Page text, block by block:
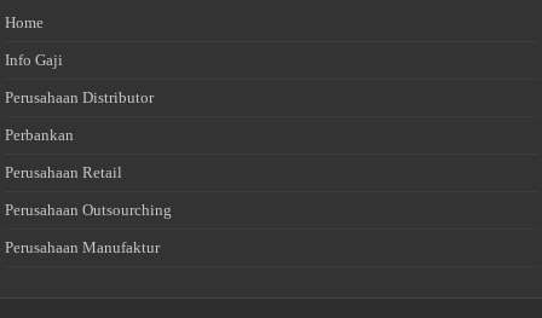
Home
Info Gaji
Perusahaan Distributor
Perbankan
Perusahaan Retail
Perusahaan Outsourching
Perusahaan Manufaktur